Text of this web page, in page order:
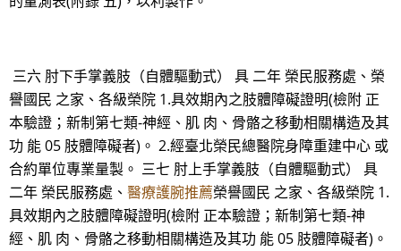
三六 肘下手掌義肢（自體驅動式） 具 二年 榮民服務處、榮
譽國民 之家、各級榮院 1.具效期內之肢體障礙證明(檢附 正
本驗證；新制第七類-神經、肌 肉、骨骼之移動相關構造及其
功 能 05 肢體障礙者)。 2.經臺北榮民總醫院身障重建中心 或
合約單位專業量製。 三七 肘上手掌義肢（自體驅動式） 具
二年 榮民服務處、 醫療護腕推薦榮譽國民 之家、各級榮院 1.
具效期內之肢體障礙證明(檢附 正本驗證；新制第七類-神
經、肌 肉、骨骼之移動相關構造及其功 能 05 肢體障礙者)。